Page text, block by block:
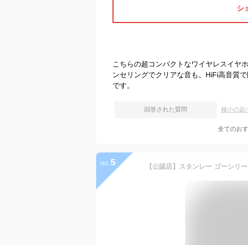
シ
こちらの超コンパクトなワイヤレスイヤ
ンセリングでクリアな音も。HiFi高音質
です。
回答された質問 極小の超
全てのお
no. 5